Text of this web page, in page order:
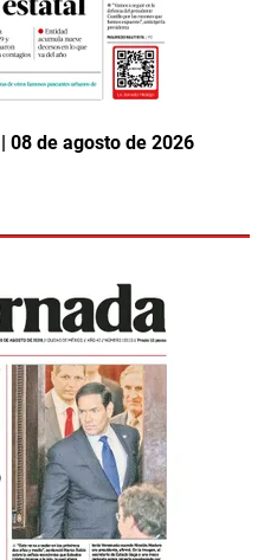
08 de agosto de 2026